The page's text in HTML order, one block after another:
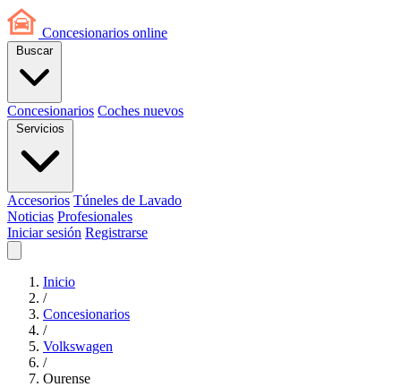
Concesionarios online
Buscar
Concesionarios Coches nuevos
Servicios
Accesorios Túneles de Lavado
Noticias Profesionales
Iniciar sesión Registrarse
Inicio
/
Concesionarios
/
Volkswagen
/
Ourense